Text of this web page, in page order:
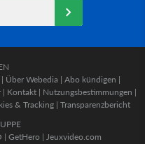
| Über Webedia | Abo kündigen |
| Kontakt | Nutzungsbestimmungen |
& Tracking | Transparenzbericht
| GetHero | Jeuxvideo.com